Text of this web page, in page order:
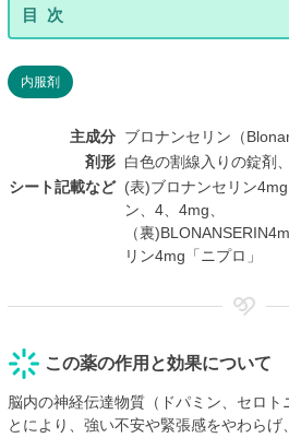
内服剤
主成分 ブロナンセリン（
剤形 白色の割線入りの錠剤
シート記載など (表)ブロナンセリン
ン、4、4mg、
（裏
リン4mg「ニプロ」
この薬の作用と効果について
脳内の神経伝達物質（ドパミン、セロト
とにより、強い不安や緊張感をやわらげ